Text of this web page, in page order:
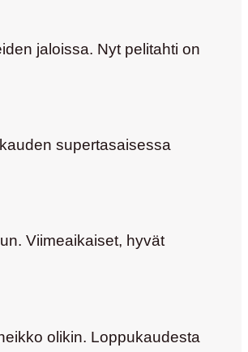
jaloissa. Nyt pelitahti on
supertasaisessa
Viimeaikaiset, hyvät
olikin. Loppukaudesta